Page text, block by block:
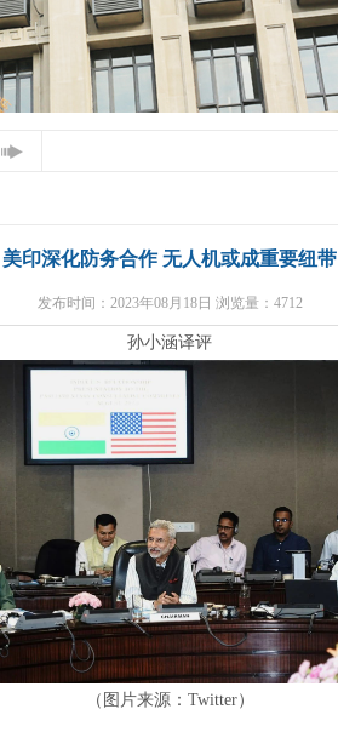
美印深化防务合作 无人机或成重要纽带
发布时间：2023年08月18日 浏览量：4712
孙小涵译评
（图片来源： Twitter）